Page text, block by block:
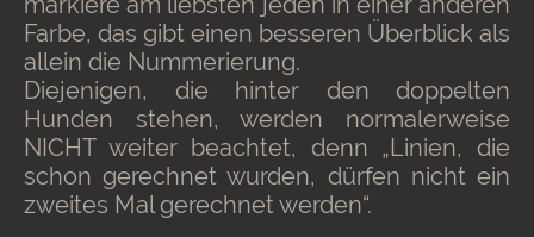
Farbe, das gibt einen besseren Überblick als
allein die Nummerierung.
Diejenigen, die hinter den doppelten
Hunden stehen, werden normalerweise
NICHT weiter beachtet, denn „Linien, die
schon gerechnet wurden, dürfen nicht ein
zweites Mal gerechnet werden“.